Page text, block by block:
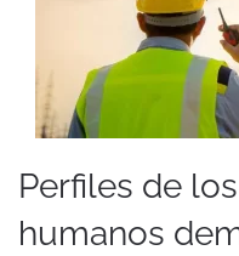
Perfiles de
humanos